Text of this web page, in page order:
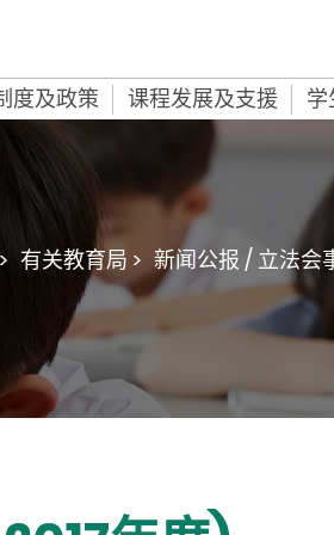
度及政策 课程发展及支援
有关教育局 > 新闻公报 / 立法会